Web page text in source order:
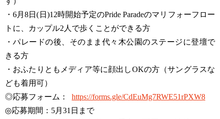
・6月8日(日)12時開始予定のPride Paradeのマリフォーフロー
トに、カップル2人で歩くことができる方
・パレードの後、そのまま代々木公園のステージに登壇で
きる方
・おふたりともメディア等に顔出しOKの方（サングラスな
ども着用可）
◎応募フォーム：
https://forms.gle/CdEuMg7RWE51rPXW8
◎応募期間：5月31日まで